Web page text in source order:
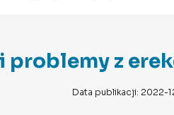
problemy z
Data publikacji: 2022-